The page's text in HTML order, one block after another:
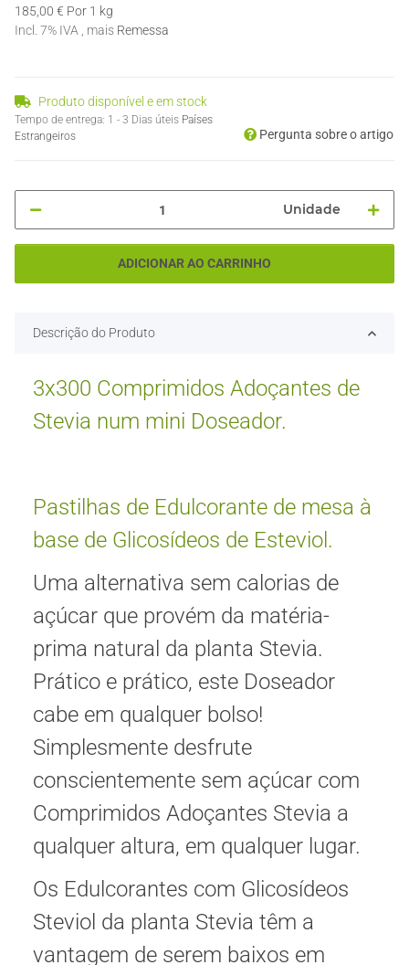
185,00 € Por 1 kg
Incl. 7% IVA , mais Remessa
Produto disponível e em stock
Tempo de entrega: 1 - 3 Dias úteis Países
Estrangeiros
Pergunta sobre o artigo
Unidade
ADICIONAR AO CARRINHO
Descrição do Produto
3x300 Comprimidos Adoçantes de
Stevia num mini Doseador.
Pastilhas de Edulcorante de mesa à
base de Glicosídeos de Esteviol.
Uma alternativa sem calorias de
açúcar que provém da matéria-
prima natural da planta Stevia.
Prático e prático, este Doseador
cabe em qualquer bolso!
Simplesmente desfrute
conscientemente sem açúcar com
Comprimidos Adoçantes Stevia a
qualquer altura, em qualquer lugar.
Os Edulcorantes com Glicosídeos
Steviol da planta Stevia têm a
vantagem de serem baixos em